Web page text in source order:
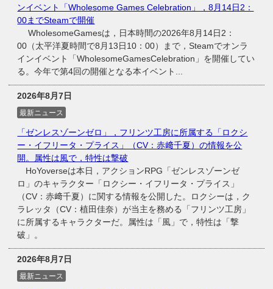
ンイベント「Wholesome Games Celebration」，8月14日2：
00までSteamで開催
WholesomeGamesは，日本時間の2026年8月14日2：
00（太平洋夏時間で8月13日10：00）まで，Steamでオンラ
インイベント「WholesomeGamesCelebration」を開催してい
る。今年で第4回の開催となる本イベント...
2026年8月7日
最新ニュース
「ゼンレスゾーンゼロ」，フリンツ工房に所属する「ロクシ
ー・イフリータ・プライス」（CV：赤﨑千夏）の情報を公
開。属性は風で，特性は撃破
HoYoverseは本日，アクションRPG「ゼンレスゾーンゼ
ロ」のキャラクター「ロクシー・イフリータ・プライス」
（CV：赤﨑千夏）に関する情報を公開した。ロクシーは，ク
ラレッタ（CV：植田佳奈）が当主を務める「フリンツ工房」
に所属するキャラクターだ。属性は「風」で，特性は「撃
破」。
2026年8月7日
最新ニュース